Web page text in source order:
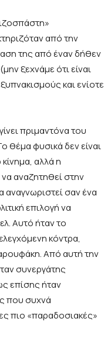
από την
της από έναν δήθεν
ξεχνάμε ότι είναι
και ενίοτε
πριμαντόνα του
θέμα φυσικά δεν είναι
αλλά η
αναζητηθεί στην
αναγνωριστεί σαν ένα
επιλογή να
Αυτό ήταν το
κόντρα,
Από αυτή την
συνεργάτης
επίσης ήταν
που συχνά
πιο «παραδοσιακές»